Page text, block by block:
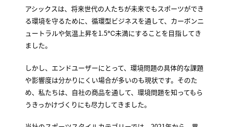
アシックスは、将来世代の人たちが未来でもスポーツができ
る環境を守るために、循環型ビジネスを通して、カーボンニ
ュートラルや気温上昇を1.5℃未満にすることを目指してき
ました。
しかし、エンドユーザーにとって、環境問題の具体的な課題
や影響度は分かりにくい場合が多いのも現状です。そのた
め、私たちは、自社の商品を通して、環境問題を知ってもら
うきっかけづくりにも尽力してきました。